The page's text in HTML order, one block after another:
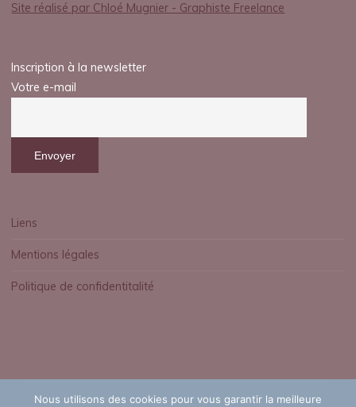
Site réalisé par Chloé Mugnier - Graphiste Freelance
Inscription à la newsletter
Votre e-mail
Liens
Mentions légales
Politique de confidentitalité
Nous utilisons des cookies pour vous garantir la meilleure